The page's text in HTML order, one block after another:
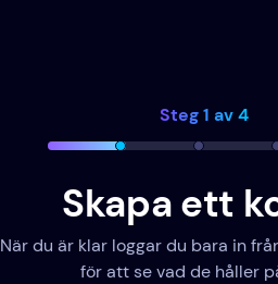
Steg 1 av 4
Skapa ett
När du är klar loggar du bara in
för att se vad de håller